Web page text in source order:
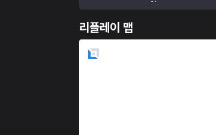
리플레이 맵